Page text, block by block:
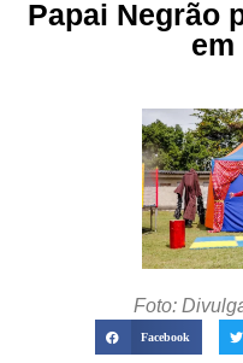
Papai Negrão
em
Foto:
Facebook